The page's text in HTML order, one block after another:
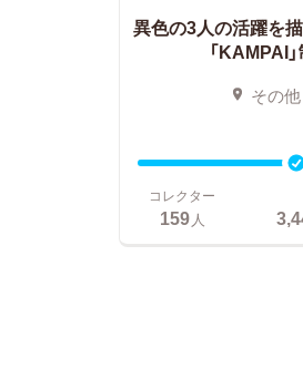
異色の3人の活躍を
「KAMPAI
その他
コレクター
159人